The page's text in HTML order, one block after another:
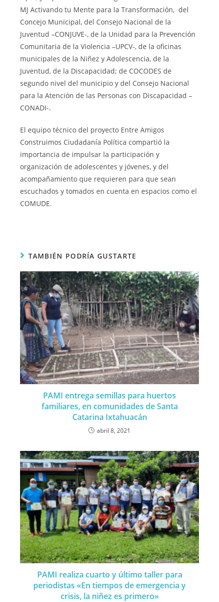
MJ Activando tu Mente para la Transformación, del
Concejo Municipal, del Consejo Nacional de la
Juventud –CONJUVE-, de la Unidad para la Prevención
Comunitaria de la Violencia –UPCV-, de la oficinas
municipales de la Niñez y Adolescencia, de la
Juventud, de la Discapacidad; de COCODES de
segundo nivel del municipio y del Consejo Nacional
para la Atención de las Personas con Discapacidad –
CONADI-.
El equipo técnico del proyecto Entre Amigos
Construimos Ciudadanía Política compartió la
importancia de impulsar la participación y
organización de adolescentes y jóvenes, y del
acompañamiento que requieren para que sean
escuchados y tomados en cuenta en espacios como el
COMUDE.
TAMBIÉN PODRÍA GUSTARTE
PAMI entrega semillas para huertos
familiares, en comunidades de Santa
Catarina Ixtahuacán
abril 8, 2021
PAMI realiza cuarto y último taller para
periodistas «En tiempos de emergencia y
crisis, la niñez es primero»